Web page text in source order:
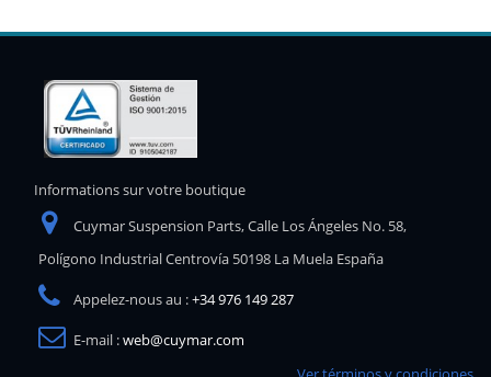
Informations sur votre boutique
Cuymar Suspension Parts, Calle Los Ángeles No. 58,
Polígono Industrial Centrovía 50198 La Muela España
Appelez-nous au :+34 976 149 287
E-mail :web@cuymar.com